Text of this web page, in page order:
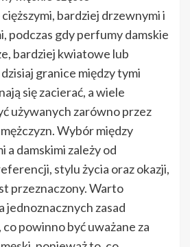
bardziej drzewnymi i
podczas gdy perfumy damskie
bardziej kwiatowe lub
granice między tymi
się zacierać, a wiele
używanych zarówno przez
Wybór między
a damskimi zależy od
stylu życia oraz okazji,
przeznaczony. Warto
jednoznacznych zasad
powinno być uważane za